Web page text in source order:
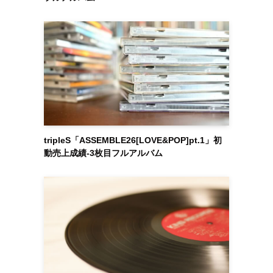
tripleS「ASSEMBLE26[LOVE&POP]pt.1」初
動売上成績-3枚目フルアルバム